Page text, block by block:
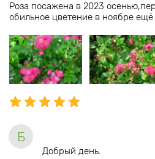
Роза посажена в 2023
обильное цветение в ноябре ещё
Б
Добрый день.